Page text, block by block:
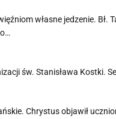
własne jedzenie. Bł.
św. Stanisława Kostki.
Chrystus objawił